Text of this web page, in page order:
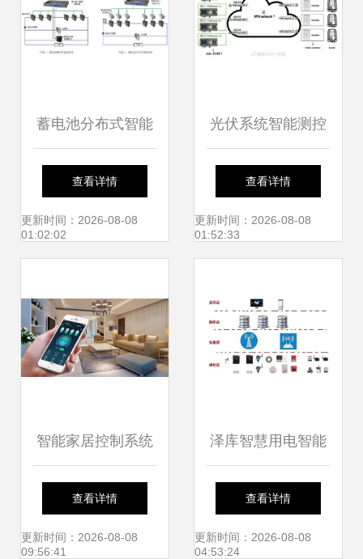
蓄电池分布式智能
管理系统在智能控
制系统集成中的应
查看详情
更新时间：2026-08-08
01:02:02
光伏系统智能测控
方案 SINEAX系列
电能质量监测与智
查看详情
更新时间：2026-08-08
01:52:33
智能家居控制系统
设计原则与集成方
案
查看详情
更新时间：2026-08-08
09:56:41
泽库智慧用电智能
监控系统 打造安全
高效的智慧用电新
查看详情
更新时间：2026-08-08
04:53:24